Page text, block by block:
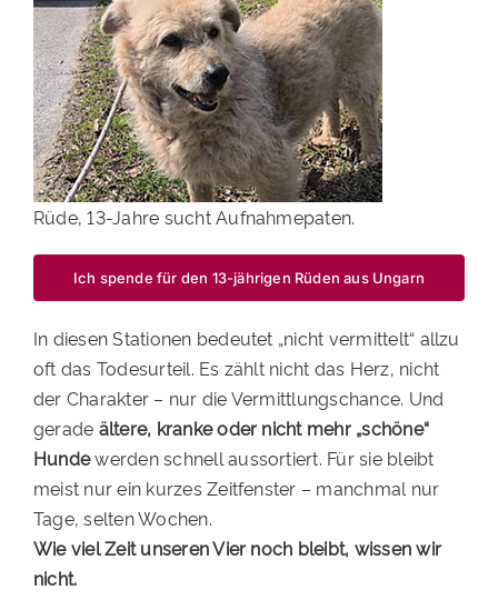
Rüde, 13-Jahre sucht Aufnahmepaten.
Ich spende für den 13-jährigen Rüden aus Ungarn
In diesen Stationen bedeutet „nicht vermittelt“ allzu
oft das Todesurteil. Es zählt nicht das Herz, nicht
der Charakter – nur die Vermittlungschance. Und
gerade ältere, kranke oder nicht mehr „schöne“
Hundewerden schnell aussortiert. Für sie bleibt
meist nur ein kurzes Zeitfenster – manchmal nur
Tage, selten Wochen.
Wie viel Zeit unseren Vier noch bleibt, wissen wir
nicht.